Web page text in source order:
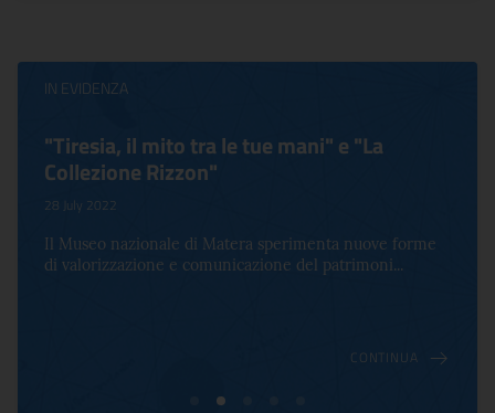
IN EVIDENZA
"Tiresia, il mito tra le tue mani" e "La
Collezione Rizzon"
28 July 2022
Il Museo nazionale di Matera sperimenta nuove forme
di valorizzazione e comunicazione del patrimoni...
CONTINUA